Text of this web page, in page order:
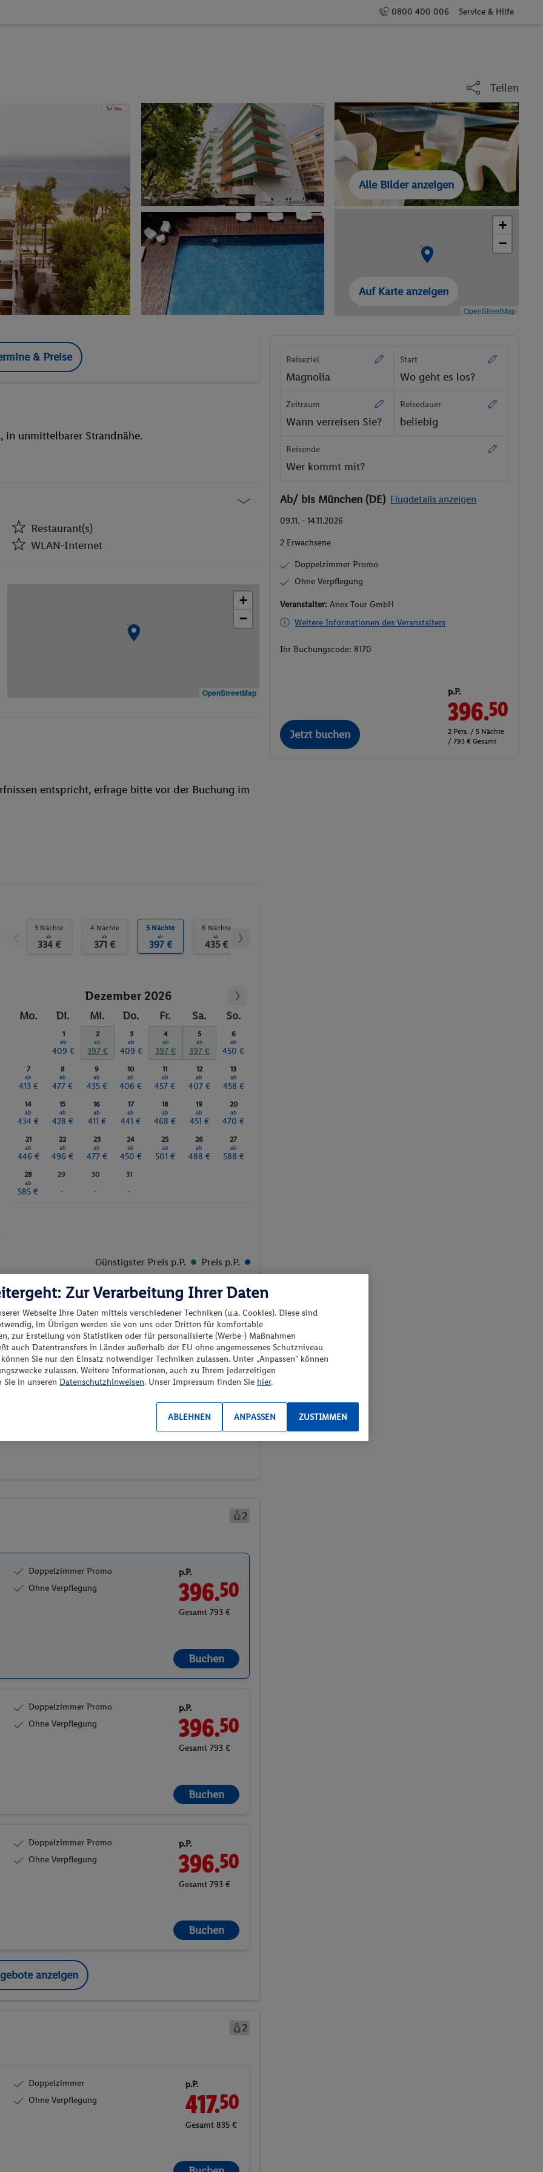
0800 400 006 Service & Hilfe
Teilen
Alle Bilder anzeigen
+
−
OpenStreetMap
Auf Karte anzeigen
& Preise
in unmittelbarer Strandnähe.
Restaurant(s)
WLAN-Internet
+
−
OpenStreetMap
entspricht, erfrage bitte vor der Buchung im
3 Nächte
ab
334 €
4 Nächte
ab
371 €
5 Nächte
ab
397 €
6 Nächte
ab
435 €
Dezember 2026
Mo. Di. Mi. Do. Fr. Sa. So.
1
ab
409 €
2
ab
397 €
3
ab
409 €
4
ab
397 €
5
ab
397 €
6
ab
450 €
7
ab
413 €
8
ab
477 €
9
ab
435 €
10
ab
406 €
11
ab
457 €
12
ab
407 €
13
ab
458 €
14
ab
434 €
15
ab
428 €
16
ab
411 €
17
ab
441 €
18
ab
468 €
19
ab
451 €
20
ab
470 €
21
ab
446 €
22
ab
496 €
23
ab
477 €
24
ab
450 €
25
ab
501 €
26
ab
488 €
27
ab
588 €
28
ab
585 €
29
-
30
-
31
-
Günstigster Preis p.P. Preis p.P.
los?
Preis aufsteigend
2
Doppelzimmer Promo
Ohne Verpflegung
p.P.
396.50
Gesamt 793 €
Buchen
Doppelzimmer Promo
Ohne Verpflegung
p.P.
396.50
Gesamt 793 €
Buchen
Doppelzimmer Promo
Ohne Verpflegung
p.P.
396.50
Gesamt 793 €
Buchen
anzeigen
2
Doppelzimmer
Ohne Verpflegung
p.P.
417.50
Gesamt 835 €
Reiseziel
Magnolia
Start
Wo geht es los?
Zeitraum
Wann verreisen Sie?
Reisedauer
beliebig
Reisende
Wer kommt mit?
Ab/ bis München (DE) Flugdetails anzeigen
09.11. - 14.11.2026
2 Erwachsene
Doppelzimmer Promo
Ohne Verpflegung
Veranstalter:Anex Tour GmbH
Weitere Informationen des Veranstalters
Ihr Buchungscode: 8170
Jetzt buchen
p.P.
396.50
2 Pers. / 5 Nächte
/ 793 € Gesamt
Zur Verarbeitung Ihrer Daten
Webseite Ihre Daten mittels verschiedener Techniken (u.a. Cookies). Diese sind
im Übrigen werden sie von uns oder Dritten für komfortable
zur Erstellung von Statistiken oder für personalisierte (Werbe-) Maßnahmen
auch Datentransfers in Länder außerhalb der EU ohne angemessenes Schutzniveau
Sie nur den Einsatz notwendiger Techniken zulassen. Unter „Anpassen“ können
zulassen. Weitere Informationen, auch zu Ihrem jederzeitigen
in unseren Datenschutzhinweisen. Unser Impressum finden Sie hier.
ZUSTIMMEN
ANPASSEN
ABLEHNEN